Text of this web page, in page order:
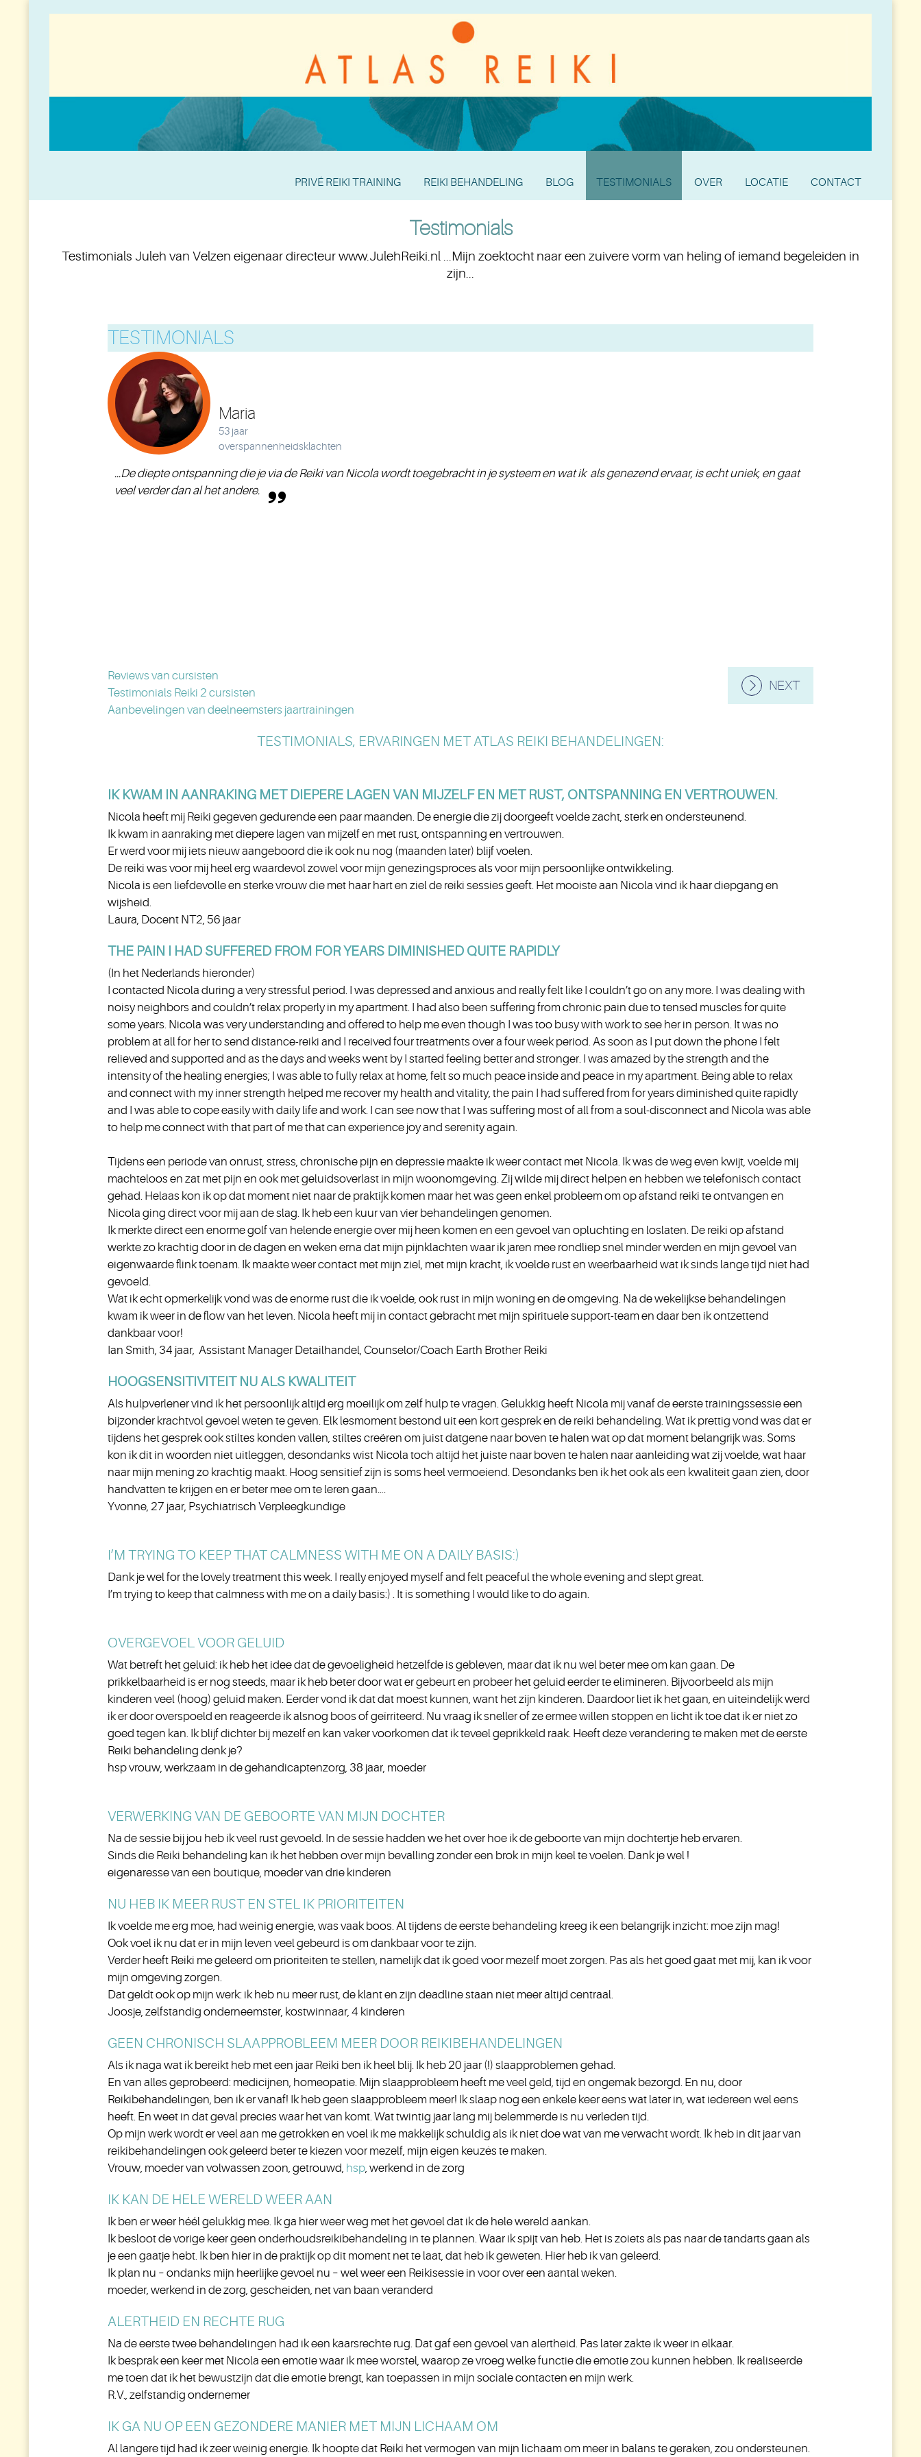
PRIVÉ REIKI TRAINING REIKI BEHANDELING BLOG TESTIMONIALS OVER LOCATIE CONTACT
Testimonials
Testimonials Juleh van Velzen eigenaar directeur www.JulehReiki.nl ...Mijn zoektocht naar een zuivere vorm van heling of iemand begeleiden in
zijn...
TESTIMONIALS
Maria
53 jaar
overspannenheidsklachten
...De diepte ontspanning die je via de Reiki van Nicola wordt toegebracht in je systeem en wat ik als genezend ervaar, is echt uniek, en gaat
veel verder dan al het andere.
NEXT
Reviews van cursisten
Testimonials Reiki 2 cursisten
Aanbevelingen van deelneemsters jaartrainingen
TESTIMONIALS, ERVARINGEN MET ATLAS REIKI BEHANDELINGEN:
IK KWAM IN AANRAKING MET DIEPERE LAGEN VAN MIJZELF EN MET RUST, ONTSPANNING EN VERTROUWEN.
Nicola heeft mij Reiki gegeven gedurende een paar maanden. De energie die zij doorgeeft voelde zacht, sterk en ondersteunend.
Ik kwam in aanraking met diepere lagen van mijzelf en met rust, ontspanning en vertrouwen.
Er werd voor mij iets nieuw aangeboord die ik ook nu nog (maanden later) blijf voelen.
De reiki was voor mij heel erg waardevol zowel voor mijn genezingsproces als voor mijn persoonlijke ontwikkeling.
Nicola is een liefdevolle en sterke vrouw die met haar hart en ziel de reiki sessies geeft. Het mooiste aan Nicola vind ik haar diepgang en
wijsheid.
Laura, Docent NT2, 56 jaar
THE PAIN I HAD SUFFERED FROM FOR YEARS DIMINISHED QUITE RAPIDLY
(In het Nederlands hieronder)
I contacted Nicola during a very stressful period. I was depressed and anxious and really felt like I couldn’t go on any more. I was dealing with
noisy neighbors and couldn’t relax properly in my apartment. I had also been suffering from chronic pain due to tensed muscles for quite
some years. Nicola was very understanding and offered to help me even though I was too busy with work to see her in person. It was no
problem at all for her to send distance-reiki and I received four treatments over a four week period. As soon as I put down the phone I felt
relieved and supported and as the days and weeks went by I started feeling better and stronger. I was amazed by the strength and the
intensity of the healing energies; I was able to fully relax at home, felt so much peace inside and peace in my apartment. Being able to relax
and connect with my inner strength helped me recover my health and vitality, the pain I had suffered from for years diminished quite rapidly
and I was able to cope easily with daily life and work. I can see now that I was suffering most of all from a soul-disconnect and Nicola was able
to help me connect with that part of me that can experience joy and serenity again.
Tijdens een periode van onrust, stress, chronische pijn en depressie maakte ik weer contact met Nicola. Ik was de weg even kwijt, voelde mij
machteloos en zat met pijn en ook met geluidsoverlast in mijn woonomgeving. Zij wilde mij direct helpen en hebben we telefonisch contact
gehad. Helaas kon ik op dat moment niet naar de praktijk komen maar het was geen enkel probleem om op afstand reiki te ontvangen en
Nicola ging direct voor mij aan de slag. Ik heb een kuur van vier behandelingen genomen.
Ik merkte direct een enorme golf van helende energie over mij heen komen en een gevoel van opluchting en loslaten. De reiki op afstand
werkte zo krachtig door in de dagen en weken erna dat mijn pijnklachten waar ik jaren mee rondliep snel minder werden en mijn gevoel van
eigenwaarde flink toenam. Ik maakte weer contact met mijn ziel, met mijn kracht, ik voelde rust en weerbaarheid wat ik sinds lange tijd niet had
gevoeld.
Wat ik echt opmerkelijk vond was de enorme rust die ik voelde, ook rust in mijn woning en de omgeving. Na de wekelijkse behandelingen
kwam ik weer in de flow van het leven. Nicola heeft mij in contact gebracht met mijn spirituele support-team en daar ben ik ontzettend
dankbaar voor!
Ian Smith, 34 jaar, Assistant Manager Detailhandel, Counselor/Coach Earth Brother Reiki
HOOGSENSITIVITEIT NU ALS KWALITEIT
Als hulpverlener vind ik het persoonlijk altijd erg moeilijk om zelf hulp te vragen. Gelukkig heeft Nicola mij vanaf de eerste trainingssessie een
bijzonder krachtvol gevoel weten te geven. Elk lesmoment bestond uit een kort gesprek en de reiki behandeling. Wat ik prettig vond was dat er
tijdens het gesprek ook stiltes konden vallen, stiltes creëren om juist datgene naar boven te halen wat op dat moment belangrijk was. Soms
kon ik dit in woorden niet uitleggen, desondanks wist Nicola toch altijd het juiste naar boven te halen naar aanleiding wat zij voelde, wat haar
naar mijn mening zo krachtig maakt. Hoog sensitief zijn is soms heel vermoeiend. Desondanks ben ik het ook als een kwaliteit gaan zien, door
handvatten te krijgen en er beter mee om te leren gaan….
Yvonne, 27 jaar, Psychiatrisch Verpleegkundige
I’M TRYING TO KEEP THAT CALMNESS WITH ME ON A DAILY BASIS:)
Dank je wel for the lovely treatment this week. I really enjoyed myself and felt peaceful the whole evening and slept great.
I’m trying to keep that calmness with me on a daily basis:) . It is something I would like to do again.
OVERGEVOEL VOOR GELUID
Wat betreft het geluid: ik heb het idee dat de gevoeligheid hetzelfde is gebleven, maar dat ik nu wel beter mee om kan gaan. De
prikkelbaarheid is er nog steeds, maar ik heb beter door wat er gebeurt en probeer het geluid eerder te elimineren. Bijvoorbeeld als mijn
kinderen veel (hoog) geluid maken. Eerder vond ik dat dat moest kunnen, want het zijn kinderen. Daardoor liet ik het gaan, en uiteindelijk werd
ik er door overspoeld en reageerde ik alsnog boos of geïrriteerd. Nu vraag ik sneller of ze ermee willen stoppen en licht ik toe dat ik er niet zo
goed tegen kan. Ik blijf dichter bij mezelf en kan vaker voorkomen dat ik teveel geprikkeld raak. Heeft deze verandering te maken met de eerste
Reiki behandeling denk je?
hsp vrouw, werkzaam in de gehandicaptenzorg, 38 jaar, moeder
VERWERKING VAN DE GEBOORTE VAN MIJN DOCHTER
Na de sessie bij jou heb ik veel rust gevoeld. In de sessie hadden we het over hoe ik de geboorte van mijn dochtertje heb ervaren.
Sinds die Reiki behandeling kan ik het hebben over mijn bevalling zonder een brok in mijn keel te voelen. Dank je wel !
eigenaresse van een boutique, moeder van drie kinderen
NU HEB IK MEER RUST EN STEL IK PRIORITEITEN
Ik voelde me erg moe, had weinig energie, was vaak boos. Al tijdens de eerste behandeling kreeg ik een belangrijk inzicht: moe zijn mag!
Ook voel ik nu dat er in mijn leven veel gebeurd is om dankbaar voor te zijn.
Verder heeft Reiki me geleerd om prioriteiten te stellen, namelijk dat ik goed voor mezelf moet zorgen. Pas als het goed gaat met mij, kan ik voor
mijn omgeving zorgen.
Dat geldt ook op mijn werk: ik heb nu meer rust, de klant en zijn deadline staan niet meer altijd centraal.
Joosje, zelfstandig onderneemster, kostwinnaar, 4 kinderen
GEEN CHRONISCH SLAAPPROBLEEM MEER DOOR REIKIBEHANDELINGEN
Als ik naga wat ik bereikt heb met een jaar Reiki ben ik heel blij. Ik heb 20 jaar (!) slaapproblemen gehad.
En van alles geprobeerd: medicijnen, homeopatie. Mijn slaapprobleem heeft me veel geld, tijd en ongemak bezorgd. En nu, door
Reikibehandelingen, ben ik er vanaf! Ik heb geen slaapprobleem meer! Ik slaap nog een enkele keer eens wat later in, wat iedereen wel eens
heeft. En weet in dat geval precies waar het van komt. Wat twintig jaar lang mij belemmerde is nu verleden tijd.
Op mijn werk wordt er veel aan me getrokken en voel ik me makkelijk schuldig als ik niet doe wat van me verwacht wordt. Ik heb in dit jaar van
reikibehandelingen ook geleerd beter te kiezen voor mezelf, mijn eigen keuze´s te maken.
Vrouw, moeder van volwassen zoon, getrouwd, hsp, werkend in de zorg
IK KAN DE HELE WERELD WEER AAN
Ik ben er weer héél gelukkig mee. Ik ga hier weer weg met het gevoel dat ik de hele wereld aankan.
Ik besloot de vorige keer geen onderhoudsreikibehandeling in te plannen. Waar ik spijt van heb. Het is zoiets als pas naar de tandarts gaan als
je een gaatje hebt. Ik ben hier in de praktijk op dit moment net te laat, dat heb ik geweten. Hier heb ik van geleerd.
Ik plan nu – ondanks mijn heerlijke gevoel nu – wel weer een Reikisessie in voor over een aantal weken.
moeder, werkend in de zorg, gescheiden, net van baan veranderd
ALERTHEID EN RECHTE RUG
Na de eerste twee behandelingen had ik een kaarsrechte rug. Dat gaf een gevoel van alertheid. Pas later zakte ik weer in elkaar.
Ik besprak een keer met Nicola een emotie waar ik mee worstel, waarop ze vroeg welke functie die emotie zou kunnen hebben. Ik realiseerde
me toen dat ik het bewustzijn dat die emotie brengt, kan toepassen in mijn sociale contacten en mijn werk.
R.V., zelfstandig ondernemer
IK GA NU OP EEN GEZONDERE MANIER MET MIJN LICHAAM OM
Al langere tijd had ik zeer weinig energie. Ik hoopte dat Reiki het vermogen van mijn lichaam om meer in balans te geraken, zou ondersteunen.